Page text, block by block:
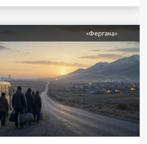
«Фергана»